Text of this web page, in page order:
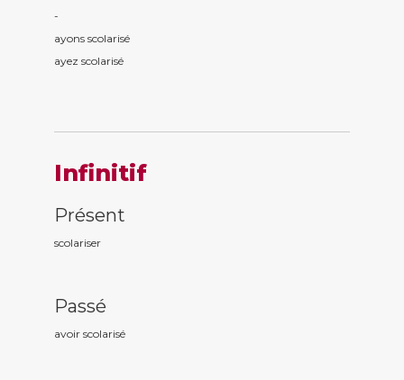
-
ayons scolarisé
ayez scolarisé
Infinitif
Présent
scolariser
Passé
avoir scolarisé